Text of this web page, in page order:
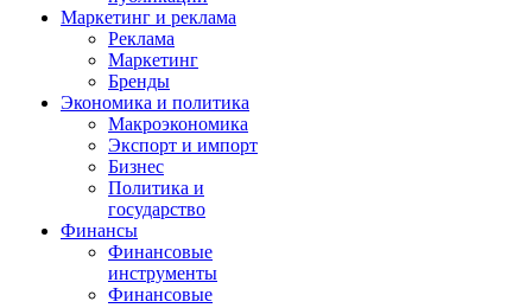
Маркетинг и реклама
Реклама
Маркетинг
Бренды
Экономика и политика
Макроэкономика
Экспорт и импорт
Бизнес
Политика и
государство
Финансы
Финансовые
инструменты
Финансовые